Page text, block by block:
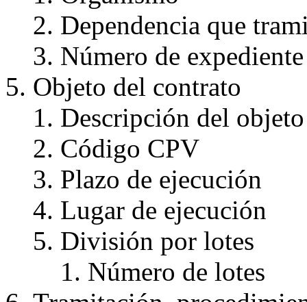
Dependencia que
Número de expediente
Objeto del contrato
Descripción del objeto
Código CPV
Plazo de ejecución
Lugar de ejecución
División por lotes
Número de lotes